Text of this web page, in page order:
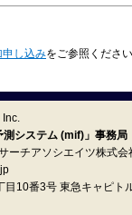
申し込みをご参照くださ
Inc.
システム (mif)」事務局
ーチアソシエイツ株式会
10番3号 東急キャピト